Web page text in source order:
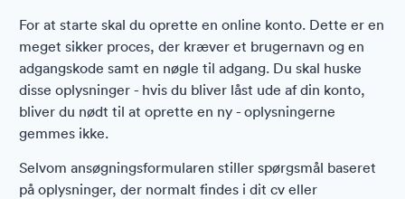
For at starte skal du oprette en online konto. Dette er en
meget sikker proces, der kræver et brugernavn og en
adgangskode samt en nøgle til adgang. Du skal huske
disse oplysninger - hvis du bliver låst ude af din konto,
bliver du nødt til at oprette en ny - oplysningerne
gemmes ikke.
Selvom ansøgningsformularen stiller spørgsmål baseret
på oplysninger, der normalt findes i dit cv eller